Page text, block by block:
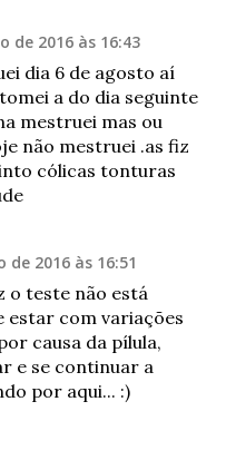
de 2016 às 16:43
dia 6 de agosto aí
a do dia seguinte
mestruei mas ou
não mestruei .as fiz
cólicas tonturas
de 2016 às 16:51
o teste não está
estar com variações
causa da pílula,
e se continuar a
por aqui... :)